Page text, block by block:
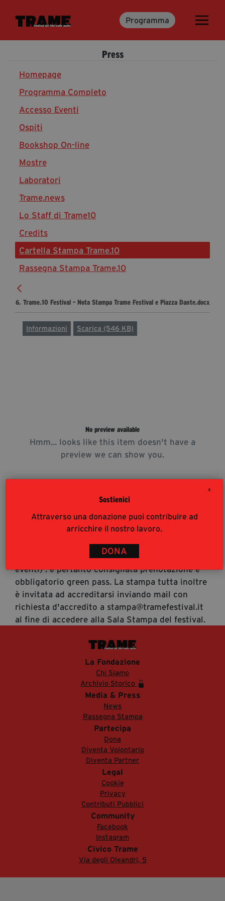
X
Sostienici
Attraverso una donazione puoi contribuire ad
arricchire il nostro lavoro.
DONA
Programma
Trame.15
Libri
Media & Press
News & Kit
Accrediti Stampa
Cartella Stampa
Rassegna Stampa
Partecipa
Diventa Partner
Dona
Fondazione Trame
Chi Siamo
Civico Trame
Contatti
segreteria@tramefestival.it
Press
6. Trame.10 Festival - Nota Stampa Trame Festival e Piazza Dante.docx
Informazioni Scarica (546 KB)
No preview available
Hmm... looks like this item doesn't have a
preview we can show you.
Accrediti Stampa
Accrediti Stampa. L'accesso al festival ai
giornalisti risponde alle modalità di accesso del
pubblico (https://www.tramefestival.it/accesso-
eventi) : è pertanto consigliata prenotazione e
obbligatorio green pass. La stampa tutta inoltre
è invitata ad accreditarsi inviando mail con
richiesta d'accredito a stampa@tramefestival.it
al fine di accedere alla Sala Stampa del festival.
Homepage
Programma Completo
Accesso Eventi
Ospiti
Bookshop On-line
Mostre
Laboratori
Trame.news
Lo Staff di Trame10
Credits
Cartella Stampa Trame.10
Rassegna Stampa Trame.10
La Fondazione
Chi Siamo
Archivio Storico
Media & Press
News
Rassegna Stampa
Partecipa
Dona
Diventa Volontario
Diventa Partner
Legal
Cookie
Privacy
Contributi Pubblici
Community
Facebook
Instagram
Civico Trame
Via degli Oleandri, 5